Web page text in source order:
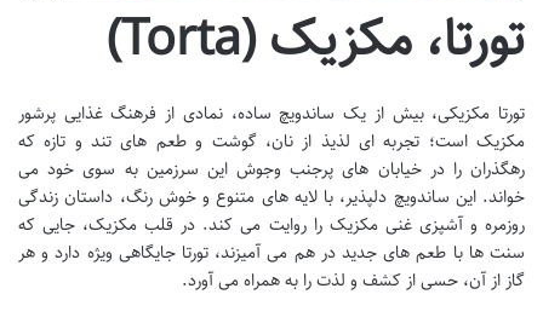
تورتا، مکزیک (Torta)
تورتا مکزیکی، بیش از یک ساندویچ ساده، نمادی از فرهنگ غذایی پرشور
مکزیک است؛ تجربه ای لذیذ از نان، گوشت و طعم های تند و تازه که
رهگذران را در خیابان های پرجنب وجوش این سرزمین به سوی خود می
خواند. این ساندویچ دلپذیر، با لایه های متنوع و خوش رنگ، داستان زندگی
روزمره و آشپزی غنی مکزیک را روایت می کند. در قلب مکزیک، جایی که
سنت ها با طعم های جدید در هم می آمیزند، تورتا جایگاهی ویژه دارد و هر
گاز از آن، حسی از کشف و لذت را به همراه می آورد.